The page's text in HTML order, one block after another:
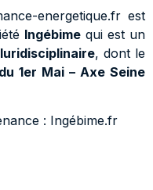
energetique.fr est
Ingébime qui est un
, dont le
1er Mai – Axe Seine
: Ingébime.fr